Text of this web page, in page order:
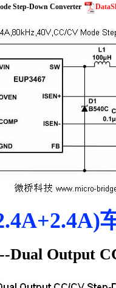
Step-Down Converter
--Dual Output